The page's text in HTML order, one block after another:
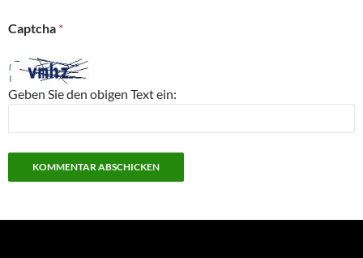
Captcha *
Geben Sie den obigen Text ein: